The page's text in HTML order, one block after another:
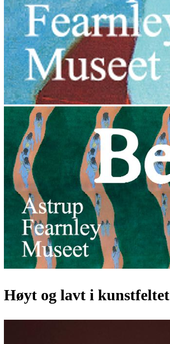
Høyt og lavt i kunstfeltet